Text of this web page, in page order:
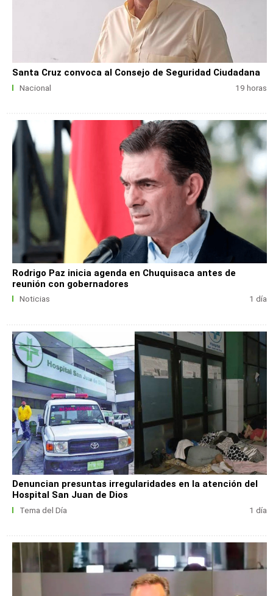
Santa Cruz convoca al Consejo de Seguridad Ciudadana
Nacional 19 horas
Rodrigo Paz inicia agenda en Chuquisaca antes de
reunión con gobernadores
Noticias 1 día
Denuncian presuntas irregularidades en la atención del
Hospital San Juan de Dios
Tema del Día 1 día